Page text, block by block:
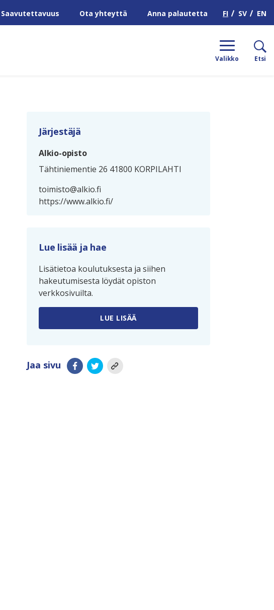
Saavutettavuus Ota yhteyttä Anna palautetta FI SV EN
Valikko Etsi
Järjestäjä
Alkio-opisto
Tähtiniementie 26 41800 KORPILAHTI
toimisto@alkio.fi
https://www.alkio.fi/
Lue lisää ja hae
Lisätietoa koulutuksesta ja siihen
hakeutumisesta löydät opiston
verkkosivuilta.
LUE LISÄÄ
Jaa sivu